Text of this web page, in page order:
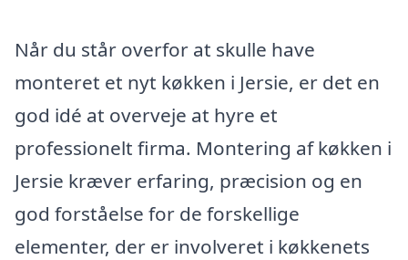
Når du står overfor at skulle have
monteret et nyt køkken i Jersie, er det en
god idé at overveje at hyre et
professionelt firma. Montering af køkken i
Jersie kræver erfaring, præcision og en
god forståelse for de forskellige
elementer, der er involveret i køkkenets